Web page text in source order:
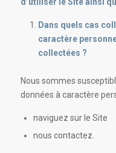
Dans quels cas
caractère
collectées ?
Nous sommes
données à caractère
naviguez sur le Site
nous contactez.